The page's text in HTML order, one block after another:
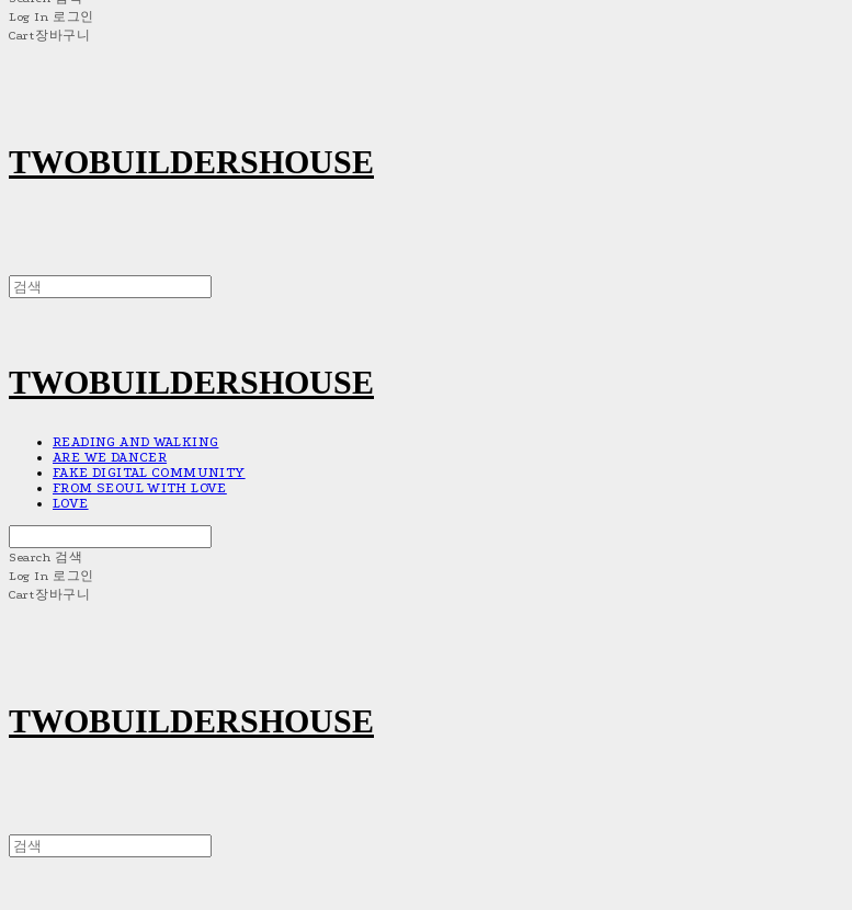
Log In 로그인
Cart장바구니
TWOBUILDERSHOUSE
TWOBUILDERSHOUSE
READING AND WALKING
ARE WE DANCER
FAKE DIGITAL COMMUNITY
FROM SEOUL WITH LOVE
LOVE
Search 검색
Log In 로그인
Cart장바구니
TWOBUILDERSHOUSE